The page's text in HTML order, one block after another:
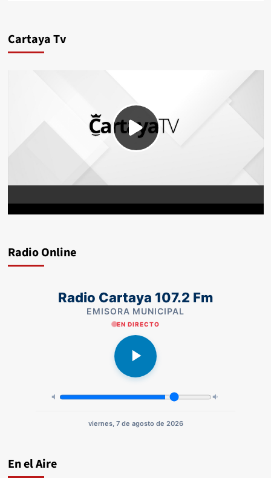
Cartaya Tv
Radio Online
Radio Cartaya 107.2 Fm
EMISORA MUNICIPAL
EN DIRECTO
viernes, 7 de agosto de 2026
En el Aire